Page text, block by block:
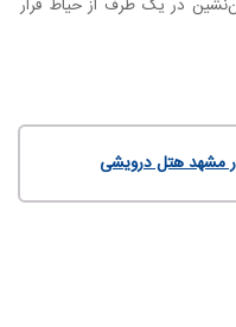
در یک طرف از حیاط قرار
مشهد هتل درویشی